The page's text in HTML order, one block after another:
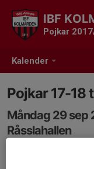
Kalender
IBF
Pojkar
Pojkar 17-18
Måndag 29 sep
Råsslahallen